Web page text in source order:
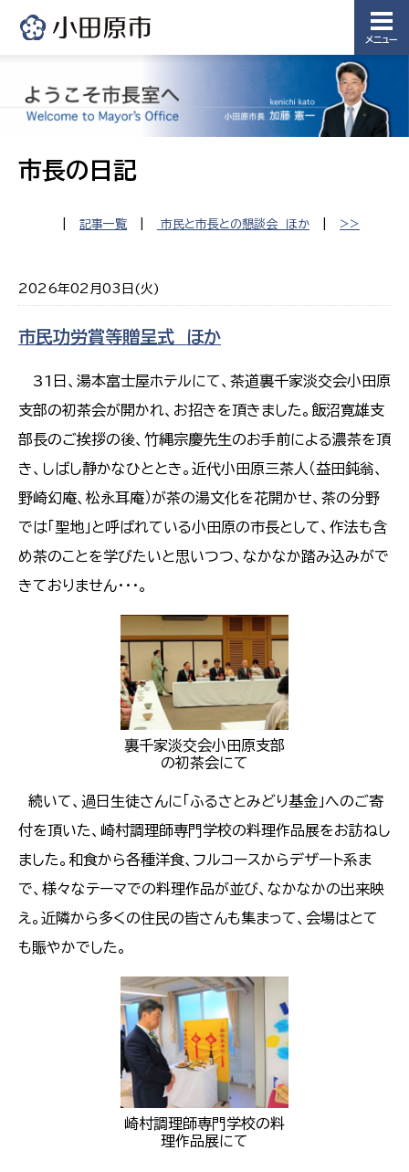
メニュー
市長の日記
記事一覧 市民と市長との懇談会 ほか >>
2026年02月03日(火)
市民功労賞等贈呈式 ほか
31日、湯本富士屋ホテルにて、茶道裏千家淡交会小田原
支部の初茶会が開かれ、お招きを頂きました。飯沼寛雄支
部長のご挨拶の後、竹縄宗慶先生のお手前による濃茶を頂
き、しばし静かなひととき。近代小田原三茶人（益田鈍翁、
野崎幻庵、松永耳庵）が茶の湯文化を花開かせ、茶の分野
では「聖地」と呼ばれている小田原の市長として、作法も含
め茶のことを学びたいと思いつつ、なかなか踏み込みがで
きておりません・・・。
裏千家淡交会小田原支部
の初茶会にて
続いて、過日生徒さんに「ふるさとみどり基金」へのご寄
付を頂いた、崎村調理師専門学校の料理作品展をお訪ねし
ました。和食から各種洋食、フルコースからデザート系ま
で、様々なテーマでの料理作品が並び、なかなかの出来映
え。近隣から多くの住民の皆さんも集まって、会場はとて
も賑やかでした。
崎村調理師専門学校の料
理作品展にて